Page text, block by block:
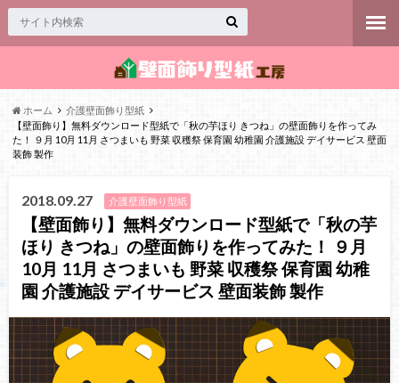
ホーム
介護壁面飾り型紙
【壁面飾り】無料ダウンロード型紙で「秋の芋ほり きつね」の壁面飾りを作ってみ
た！ ９月 10月 11月 さつまいも 野菜 収穫祭 保育園 幼稚園 介護施設 デイサービス 壁面
装飾 製作
2018.09.27 介護壁面飾り型紙
【壁面飾り】無料ダウンロード型紙で「秋の芋
ほり きつね」の壁面飾りを作ってみた！ ９月
10月 11月 さつまいも 野菜 収穫祭 保育園 幼稚
園 介護施設 デイサービス 壁面装飾 製作